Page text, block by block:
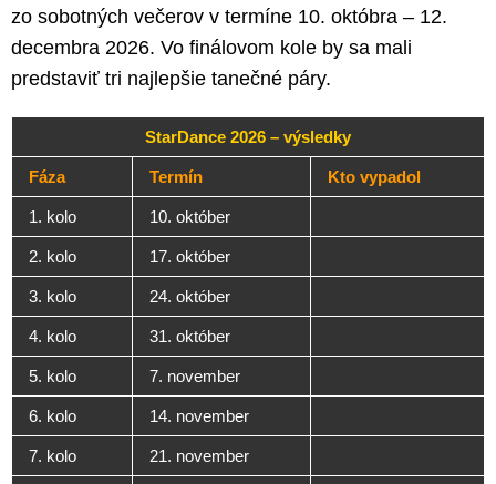
zo sobotných večerov v termíne 10. októbra – 12.
decembra 2026. Vo finálovom kole by sa mali
predstaviť tri najlepšie tanečné páry.
StarDance 2026 – výsledky
Fáza Termín Kto vypadol
1. kolo 10. október
2. kolo 17. október
3. kolo 24. október
4. kolo 31. október
5. kolo 7. november
6. kolo 14. november
7. kolo 21. november